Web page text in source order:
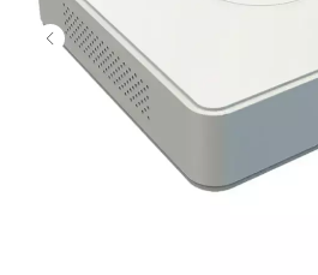
Catalog Favorites